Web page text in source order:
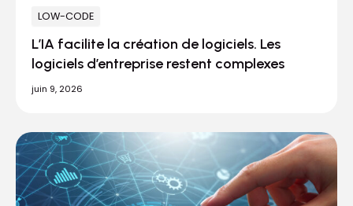
LOW-CODE
L’IA facilite la création de logiciels. Les
logiciels d’entreprise restent complexes
juin 9, 2026